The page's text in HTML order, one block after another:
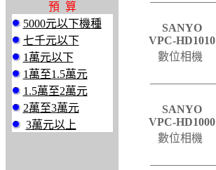
預 算
5000元以下機種
七千元以下
1萬元以下
1萬至1.5萬元
1.5萬至2萬元
2萬至3萬元
3萬元以上
SANYO
VPC-HD1010
數位相機
SANYO
VPC-HD1000
數位相機